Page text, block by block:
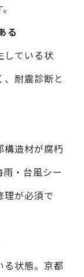
る
している状
耐震診断と
構造材が腐朽
・台風シー
理が必須で
る状態。京都